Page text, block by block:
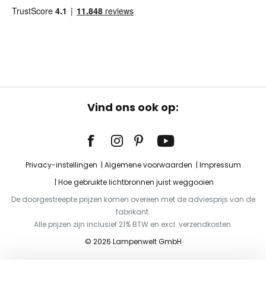
Vind ons ook op:
Privacy-instellingen Algemene voorwaarden
Impressum
Hoe gebruikte lichtbronnen juist weggooien
De doorgestreepte prijzen komen overeen met de adviesprijs van de
fabrikant.
Alle prijzen zijn inclusief 21% BTW en excl. verzendkosten.
© 2026 Lampenwelt GmbH